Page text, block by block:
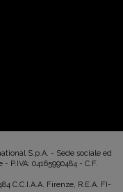
S.p.A. - Sede sociale ed
P.IVA: 04165990484 - C.F.
C.C.I.A.A. Firenze, R.E.A. FI-